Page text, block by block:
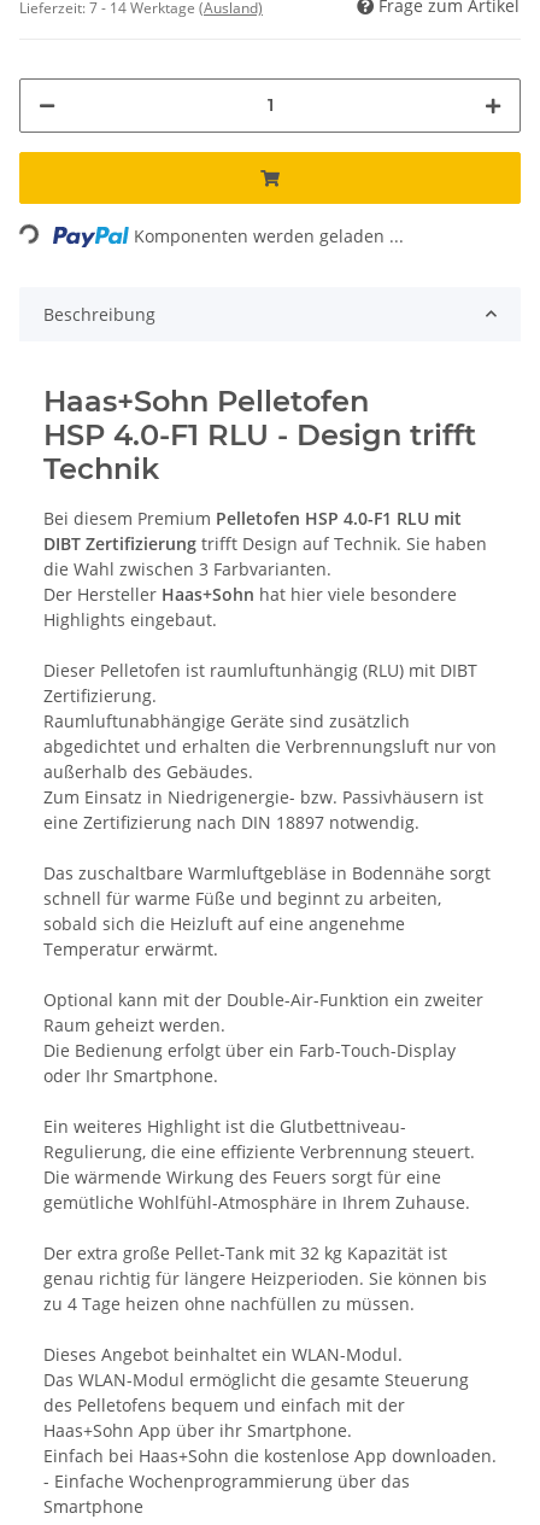
Lieferzeit:7 - 14 Werktage (Ausland) Frage zum Artikel
Loading... Komponenten werden geladen ...
Beschreibung
Haas+Sohn Pelletofen
HSP 4.0-F1 RLU - Design trifft
Technik
Bei diesem Premium Pelletofen HSP 4.0-F1 RLU mit
DIBT Zertifizierung trifft Design auf Technik. Sie haben
die Wahl zwischen 3 Farbvarianten.
Der Hersteller Haas+Sohn hat hier viele besondere
Highlights eingebaut.
Dieser Pelletofen ist raumluftunhängig (RLU) mit DIBT
Zertifizierung.
Raumluftunabhängige Geräte sind zusätzlich
abgedichtet und erhalten die Verbrennungsluft nur von
außerhalb des Gebäudes.
Zum Einsatz in Niedrigenergie- bzw. Passivhäusern ist
eine Zertifizierung nach DIN 18897 notwendig.
Das zuschaltbare Warmluftgebläse in Bodennähe sorgt
schnell für warme Füße und beginnt zu arbeiten,
sobald sich die Heizluft auf eine angenehme
Temperatur erwärmt.
Optional kann mit der Double-Air-Funktion ein zweiter
Raum geheizt werden.
Die Bedienung erfolgt über ein Farb-Touch-Display
oder Ihr Smartphone.
Ein weiteres Highlight ist die Glutbettniveau-
Regulierung, die eine effiziente Verbrennung steuert.
Die wärmende Wirkung des Feuers sorgt für eine
gemütliche Wohlfühl-Atmosphäre in Ihrem Zuhause.
Der extra große Pellet-Tank mit 32 kg Kapazität ist
genau richtig für längere Heizperioden. Sie können bis
zu 4 Tage heizen ohne nachfüllen zu müssen.
Dieses Angebot beinhaltet ein WLAN-Modul.
Das WLAN-Modul ermöglicht die gesamte Steuerung
des Pelletofens bequem und einfach mit der
Haas+Sohn App über ihr Smartphone.
Einfach bei Haas+Sohn die kostenlose App downloaden.
- Einfache Wochenprogrammierung über das
Smartphone